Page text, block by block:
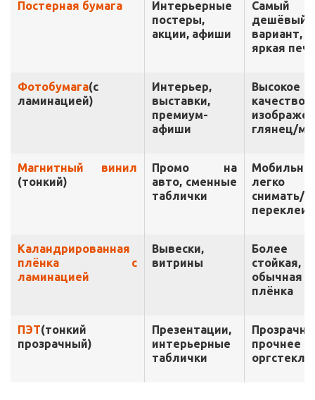
Постерная бумага
Интерьерные
постеры,
акции, афиши
Самый
дешёвый
вариант,
яркая
Фотобумага(с
ламинацией)
Интерьер,
выставки,
премиум-
афиши
Высокое
качество
глянец/
Магнитный винил
(тонкий)
Промо на
авто, сменные
таблички
легко
снимать/
Каландрированная
плёнка с
ламинацией
Вывески,
витрины
Более
стойкая,
обычная
плёнка
ПЭТ(тонкий
прозрачный)
Презентации,
интерьерные
таблички
прочнее
оргстекла